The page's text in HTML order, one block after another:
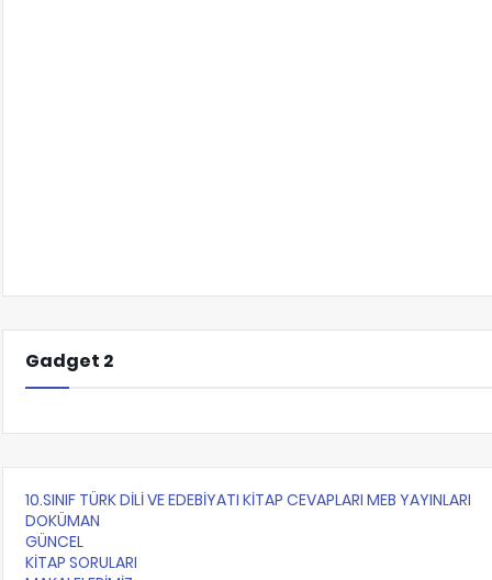
Gadget 2
10.SINIF TÜRK DİLİ VE EDEBİYATI KİTAP CEVAPLARI MEB YAYINLARI
DOKÜMAN
GÜNCEL
KİTAP SORULARI